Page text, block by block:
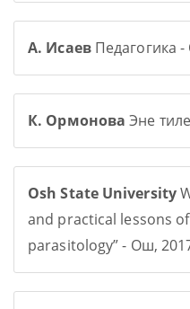
А. ИсаевПедагогика
К. Ормонова Эне
Osh State University
and practical lessons
parasitology” - Ош,